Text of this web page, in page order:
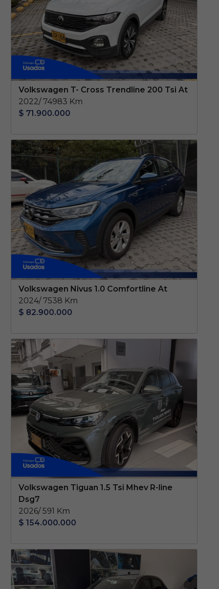
Volkswagen T- Cross Trendline 200 Tsi At
2022/ 74983 Km
$ 71.900.000
Volkswagen Nivus 1.0 Comfortline At
2024/ 7538 Km
$ 82.900.000
Volkswagen Tiguan 1.5 Tsi Mhev R-line
Dsg7
2026/ 591 Km
$ 154.000.000